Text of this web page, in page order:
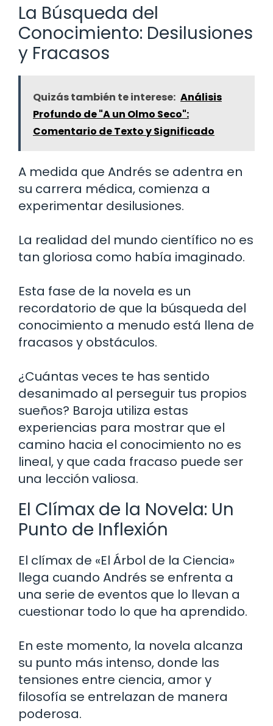
La Búsqueda del
Conocimiento: Desilusiones
y Fracasos
Quizás también te interese: Análisis
Profundo de "A un Olmo Seco":
Comentario de Texto y Significado
A medida que Andrés se adentra en
su carrera médica, comienza a
experimentar desilusiones.
La realidad del mundo científico no es
tan gloriosa como había imaginado.
Esta fase de la novela es un
recordatorio de que la búsqueda del
conocimiento a menudo está llena de
fracasos y obstáculos.
¿Cuántas veces te has sentido
desanimado al perseguir tus propios
sueños? Baroja utiliza estas
experiencias para mostrar que el
camino hacia el conocimiento no es
lineal, y que cada fracaso puede ser
una lección valiosa.
El Clímax de la Novela: Un
Punto de Inflexión
El clímax de «El Árbol de la Ciencia»
llega cuando Andrés se enfrenta a
una serie de eventos que lo llevan a
cuestionar todo lo que ha aprendido.
En este momento, la novela alcanza
su punto más intenso, donde las
tensiones entre ciencia, amor y
filosofía se entrelazan de manera
poderosa.